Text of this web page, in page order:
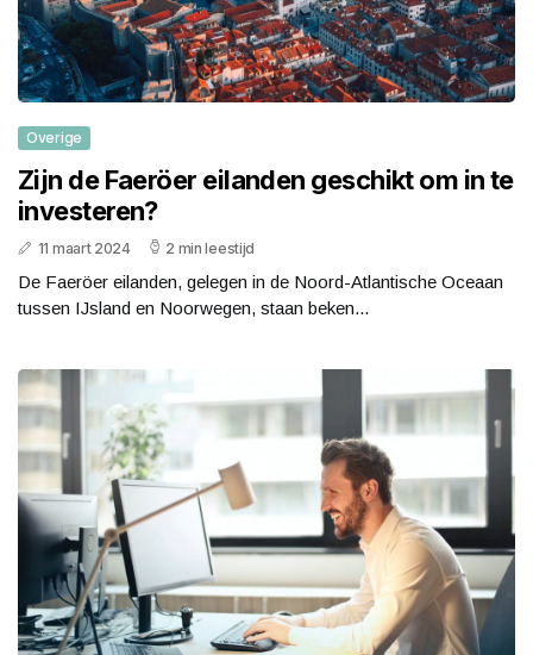
Overige
Zijn de Faeröer eilanden geschikt om in te
investeren?
11 maart 2024 2 min leestijd
De Faeröer eilanden, gelegen in de Noord-Atlantische Oceaan
tussen IJsland en Noorwegen, staan beken...